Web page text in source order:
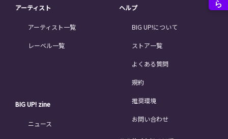
アーティスト
アーティスト一覧
レーベル一覧
BIG UP! zine
ニュース
ヘルプ
BIG UP!について
ストア一覧
よくある質問
規約
推奨環境
お問い合わせ